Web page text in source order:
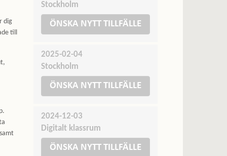
dig
till
Stockholm
ÖNSKA NYTT TILLFÄLLE
2025-02-04
Stockholm
ÖNSKA NYTT TILLFÄLLE
2024-12-03
Digitalt klassrum
ÖNSKA NYTT TILLFÄLLE